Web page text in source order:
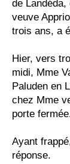
de
veuve
trois ans, a
Hier, vers
midi, Mme
Paluden en
chez Mme
porte
Ayant
réponse.